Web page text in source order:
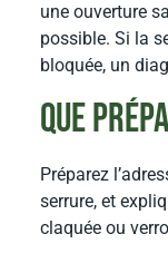
une ouverture
possible. Si la
bloquée, un
Que
Préparez
serrure, et
claquée ou